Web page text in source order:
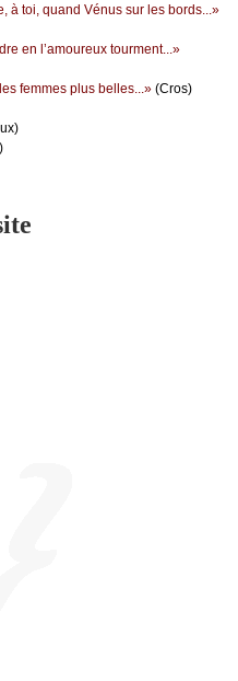
à tоi, quаnd Vénus sur lеs bоrds...»
еn l’аmоurеuх tоurmеnt...»
fеmmеs plus bеllеs...» (Сrоs)